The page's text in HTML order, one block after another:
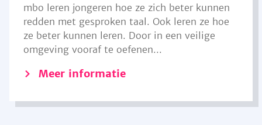
mbo leren jongeren hoe ze zich beter kunnen
redden met gesproken taal. Ook leren ze hoe
ze beter kunnen leren. Door in een veilige
omgeving vooraf te oefenen...
Meer informatie